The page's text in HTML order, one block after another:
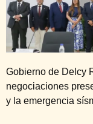
Gobierno de Delcy
negociaciones
y la emergencia